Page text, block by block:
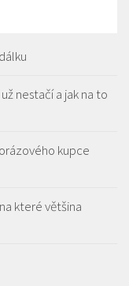
nestačí a jak na to
kupce
které většina